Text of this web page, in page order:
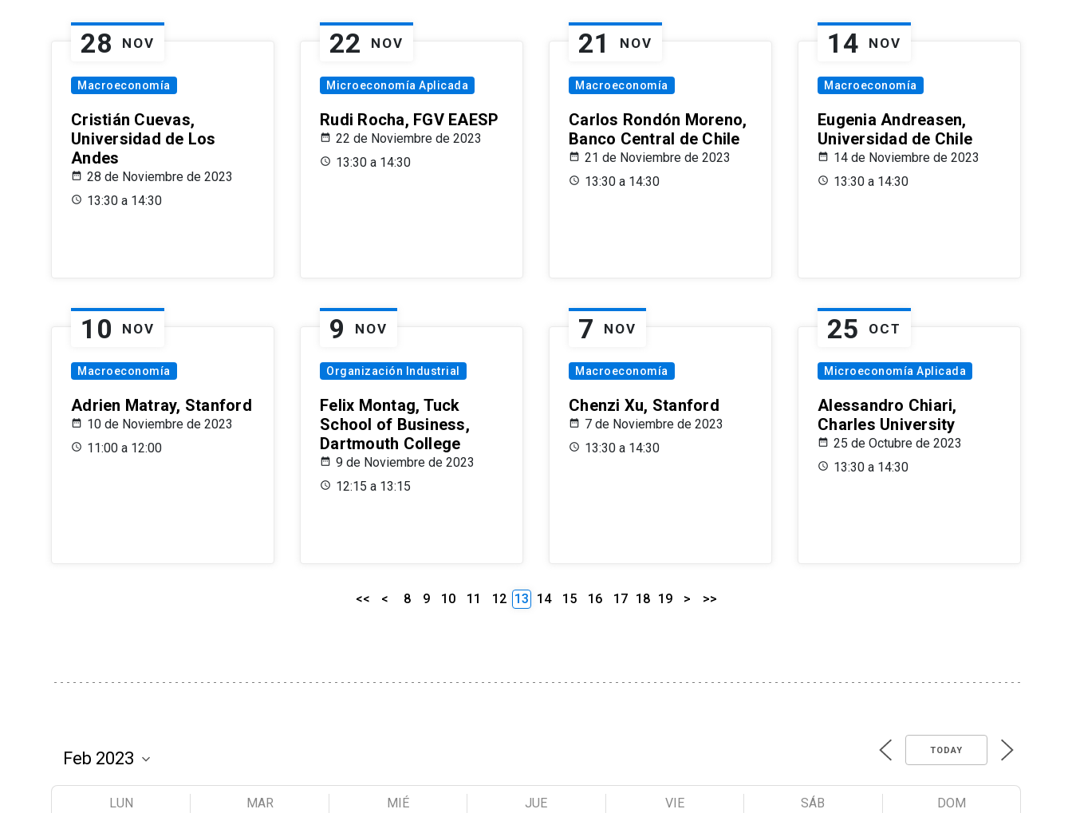
28 NOV
Macroeconomía
Cristián Cuevas,
Universidad de Los
Andes
28 de Noviembre de 2023
13:30 a 14:30
22 NOV
Microeconomía Aplicada
Rudi Rocha, FGV EAESP
22 de Noviembre de 2023
13:30 a 14:30
21 NOV
Macroeconomía
Carlos Rondón Moreno,
Banco Central de Chile
21 de Noviembre de 2023
13:30 a 14:30
14 NOV
Macroeconomía
Eugenia Andreasen,
Universidad de Chile
14 de Noviembre de 2023
13:30 a 14:30
10 NOV
Macroeconomía
Adrien Matray, Stanford
10 de Noviembre de 2023
11:00 a 12:00
9 NOV
Organización Industrial
Felix Montag, Tuck
School of Business,
Dartmouth College
9 de Noviembre de 2023
12:15 a 13:15
7 NOV
Macroeconomía
Chenzi Xu, Stanford
7 de Noviembre de 2023
13:30 a 14:30
25 OCT
Microeconomía Aplicada
Alessandro Chiari,
Charles University
25 de Octubre de 2023
13:30 a 14:30
<< < 8 9 10 11 12 13 14 15 16 17 18 19 > >>
TODAY
LUN MAR MIÉ JUE VIE SÁB DOM